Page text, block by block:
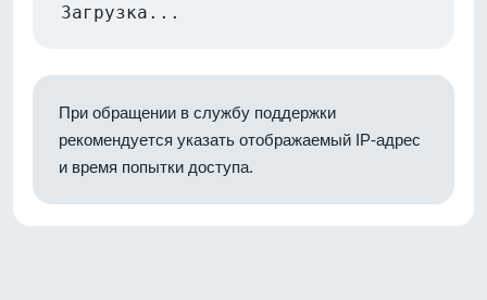
Загрузка...
При обращении в службу поддержки
рекомендуется указать отображаемый IP-адрес
и время попытки доступа.